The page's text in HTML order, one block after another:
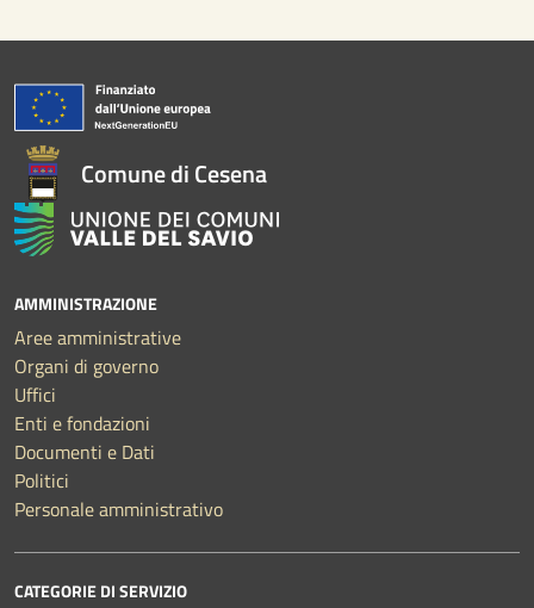
Comune di Cesena
AMMINISTRAZIONE
Aree amministrative
Organi di governo
Uffici
Enti e fondazioni
Documenti e Dati
Politici
Personale amministrativo
CATEGORIE DI SERVIZIO